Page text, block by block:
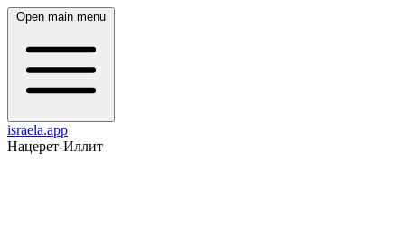
Open main menu
israela.app
Нацерет-Иллит